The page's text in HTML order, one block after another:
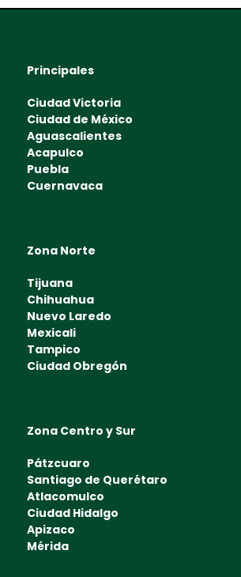
Principales
Ciudad Victoria
Ciudad de México
Aguascalientes
Acapulco
Puebla
Cuernavaca
Zona Norte
Tijuana
Chihuahua
Nuevo Laredo
Mexicali
Tampico
Ciudad Obregón
Zona Centro y Sur
Pátzcuaro
Santiago de Querétaro
Atlacomulco
Ciudad Hidalgo
Apizaco
Mérida